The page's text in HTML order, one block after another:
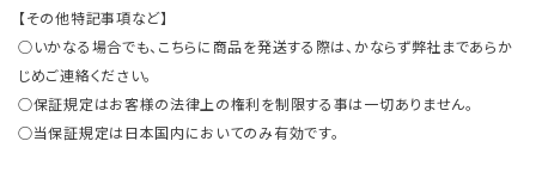
【その他特記事項など】
○いかなる場合でも、こちらに商品を発送する際は、かならず弊社まであらか
じめご連絡ください。
○保証規定はお客様の法律上の権利を制限する事は一切ありません。
○当保証規定は日本国内においてのみ有効です。